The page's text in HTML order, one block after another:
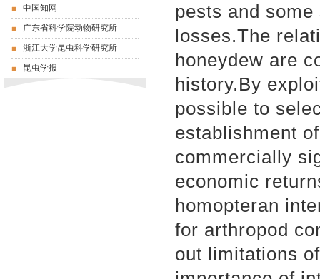
中国知网
广东省科学院动物研究所
浙江大学昆虫科学研究所
昆虫学报
pests and
losses.The
honeydew are
history.By
possible to
establishment
commercially
economic
homopteran
for arthropod
out limitations